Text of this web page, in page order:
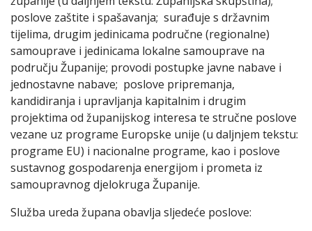
poslove zaštite i spašavanja; surađuje s državnim
tijelima, drugim jedinicama područne (regionalne)
samouprave i jedinicama lokalne samouprave na
području Županije; provodi postupke javne nabave i
jednostavne nabave; poslove pripremanja,
kandidiranja i upravljanja kapitalnim i drugim
projektima od županijskog interesa te stručne poslove
vezane uz programe Europske unije (u daljnjem tekstu:
programe EU) i nacionalne programe, kao i poslove
sustavnog gospodarenja energijom i prometa iz
samoupravnog djelokruga Županije.
Služba ureda župana obavlja sljedeće poslove: